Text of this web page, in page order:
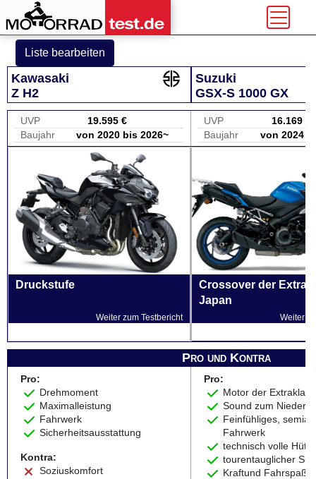
Liste bearbeiten
Kawasaki
Z H2
Suzuki
GSX-S 1000 GX
UVP
19.595 €
Baujahr
von 2020 bis 2026~
UVP
16.169 €
Baujahr
von 2024
Druckstufe
Weiter zum Testbericht
Crossover der
Japan
Weiter
Pro und Kontra
Pro:
Drehmoment
Maximalleistung
Fahrwerk
Sicherheitsausstattung
Kontra:
Soziuskomfort
Pro:
Motor der
Sound zum
Feinfühliges,
Fahrwerk
technisch volle Hütte
tourentauglicher
Kraftund Fahrspaß